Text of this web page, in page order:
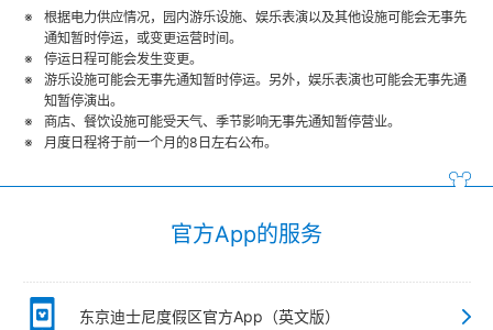
根据电力供应情况，园内游乐设施、娱乐表演以及其他设施可能会无事先
通知暂时停运，或变更运营时间。
停运日程可能会发生变更。
游乐设施可能会无事先通知暂时停运。另外，娱乐表演也可能会无事先通
知暂停演出。
商店、餐饮设施可能受天气、季节影响无事先通知暂停营业。
月度日程将于前一个月的8日左右公布。
官方App的服务
东京迪士尼度假区官方App（英文版）